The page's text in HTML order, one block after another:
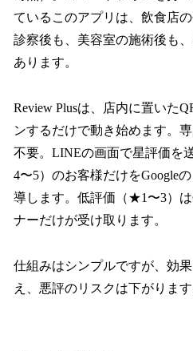
ているこのアプリは、飲食店
診察後も、美容室の施術後も
あります。
Review Plusは、店内に置いた
ンするだけで動き始めます。
不要。LINEの画面で星評価を
4〜5）のお客様だけをGoogle
導します。低評価（★1〜3）
ナーだけが受け取ります。
仕組みはシンプルですが、効
え、悪評のリスクは下がります